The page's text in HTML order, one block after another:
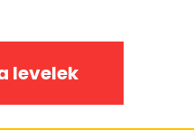
levelek